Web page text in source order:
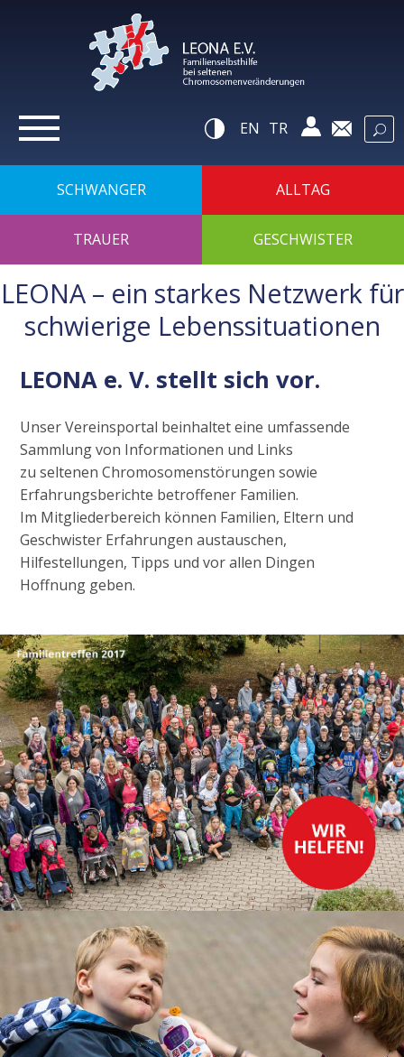
zum
EN TR
SCHWANGER ALLTAG
TRAUER GESCHWISTER
LEONA – ein starkes Netzwerk für
schwierige Lebenssituationen
LEONA e. V. stellt sich vor.
Unser Vereinsportal beinhaltet eine umfassende
Sammlung von Informationen und Links
zu seltenen Chromosomenstörungen sowie
Erfahrungsberichte betroffener Familien.
Im Mitgliederbereich können Familien, Eltern und
Geschwister Erfahrungen austauschen,
Hilfestellungen, Tipps und vor allen Dingen
Hoffnung geben.